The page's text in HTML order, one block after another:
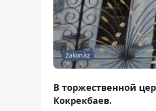
Zakon.kz
В торжественной
Кокрекбаев.